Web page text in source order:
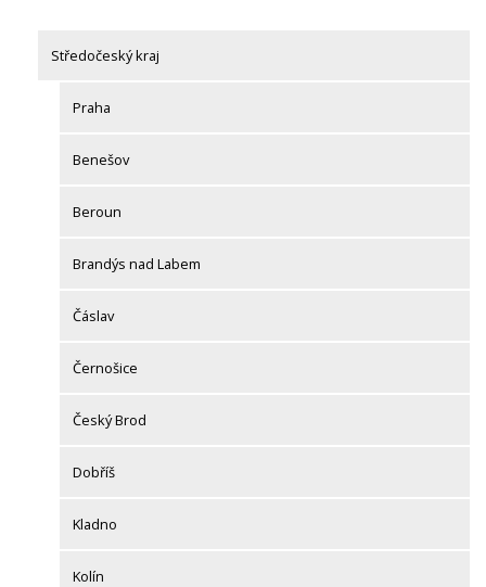
Středočeský kraj
Praha
Benešov
Beroun
Brandýs nad Labem
Čáslav
Černošice
Český Brod
Dobříš
Kladno
Kolín